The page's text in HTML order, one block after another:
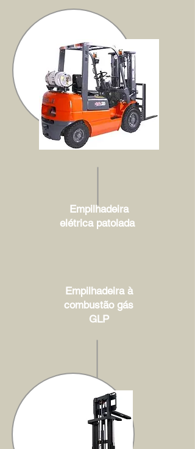
Empilhadeira
elétrica patolada
Empilhadeira à
combustão gás
GLP